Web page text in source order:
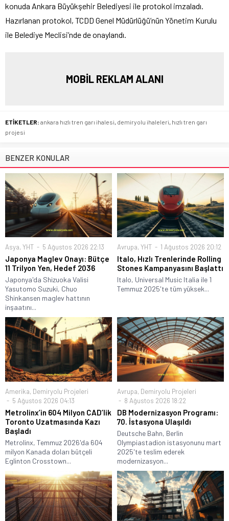
konuda Ankara Büyükşehir Belediyesi ile protokol imzaladı.
Hazırlanan protokol, TCDD Genel Müdürlüğü’nün Yönetim Kurulu
ile Belediye Meclisi’nde de onaylandı.
MOBİL REKLAM ALANI
ETİKETLER: ankara hızlı tren garı ihalesi demiryolu ihaleleri hızlı tren garı
projesi
BENZER KONULAR
Asya, YHT 5 Ağustos 2026 22:13
Japonya Maglev Onayı: Bütçe
11 Trilyon Yen, Hedef 2036
Japonya'da Shizuoka Valisi
Yasutomo Suzuki, Chuo
Shinkansen maglev hattının
inşaatını...
Avrupa, YHT 1 Ağustos 2026 20:12
Italo, Hızlı Trenlerinde Rolling
Stones Kampanyasını Başlattı
Italo, Universal Music Italia ile 1
Temmuz 2025'te tüm yüksek...
Amerika, Demiryolu Projeleri
5 Ağustos 2026 04:13
Metrolinx’in 604 Milyon CAD’lik
Toronto Uzatmasında Kazı
Başladı
Metrolinx, Temmuz 2026'da 604
milyon Kanada doları bütçeli
Eglinton Crosstown...
Avrupa, Demiryolu Projeleri
8 Ağustos 2026 18:22
DB Modernizasyon Programı:
70. İstasyona Ulaşıldı
Deutsche Bahn, Berlin
Olympiastadion istasyonunu mart
2025'te teslim ederek
modernizasyon...